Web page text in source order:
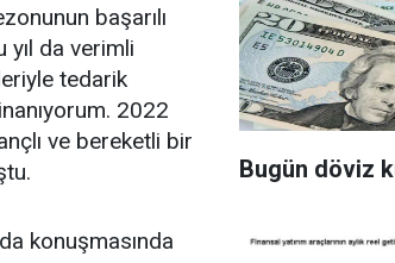
başarılı
yıl da verimli
tedarik
2022
ve bereketli bir
konuşmasında
Bugün döviz